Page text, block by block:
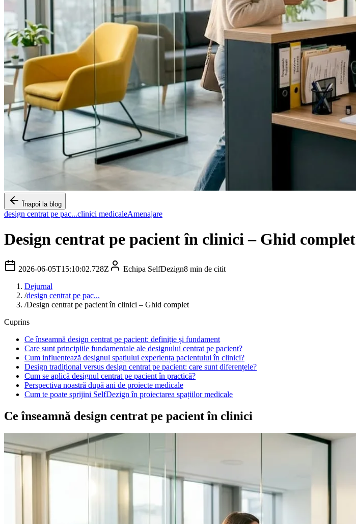
Înapoi la blog
design centrat pe pac...clinici medicaleAmenajare
Design centrat pe pacient în clinici – Ghid complet
2026-06-05T15:10:02.728Z Echipa SelfDezign8 min de citit
Dejurnal
/design centrat pe pac...
/Design centrat pe pacient în clinici – Ghid complet
Cuprins
Ce înseamnă design centrat pe pacient: definiție și fundament
Care sunt principiile fundamentale ale designului centrat pe pacient?
Cum influențează designul spațiului experiența pacientului în clinici?
Design tradițional versus design centrat pe pacient: care sunt diferențele?
Cum se aplică designul centrat pe pacient în practică?
Perspectiva noastră după ani de proiecte medicale
Cum te poate sprijini SelfDezign în proiectarea spațiilor medicale
Ce înseamnă design centrat pe pacient în clinici